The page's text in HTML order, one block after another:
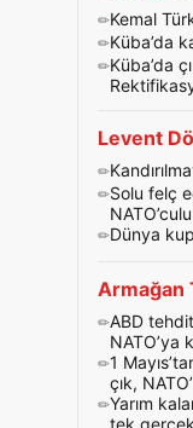
Kemal
Küba’da
Küba’da
Levent
Solu felç
Dünya
Armağan
ABD
NATO’ya
1
çık,
Yarım
tek